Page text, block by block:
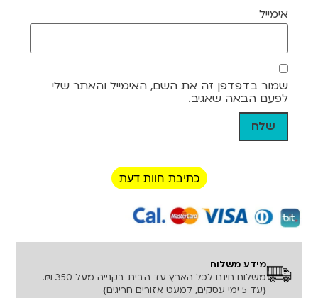
אימייל
שמור בדפדפן זה את השם, האימייל והאתר שלי
לפעם הבאה שאגיב.
כתיבת חוות דעת
רכישה מאובטחת!
מידע משלוח
משלוח חינם לכל הארץ עד הבית בקנייה מעל 350 ₪!
{עד 5 ימי עסקים, למעט אזורים חריגים}